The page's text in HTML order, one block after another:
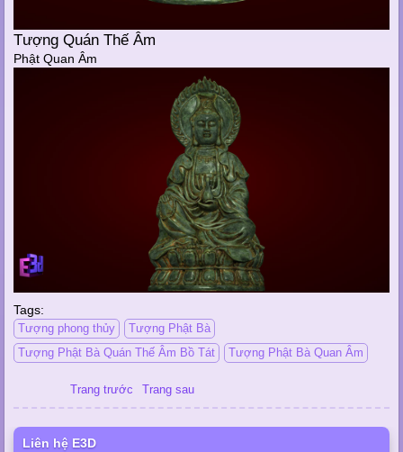
Tượng Quán Thế Âm
Phật Quan Âm
Tags:
Tượng phong thủy
Tượng Phật Bà
Tượng Phật Bà Quán Thế Âm Bồ Tát
Tượng Phật Bà Quan Âm
Trang trước Trang sau
Liên hệ E3D